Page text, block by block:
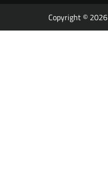
Copyright © 2026